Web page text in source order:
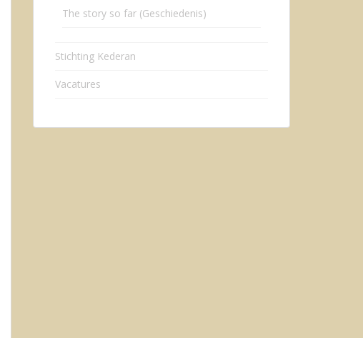
The story so far (Geschiedenis)
Stichting Kederan
Vacatures